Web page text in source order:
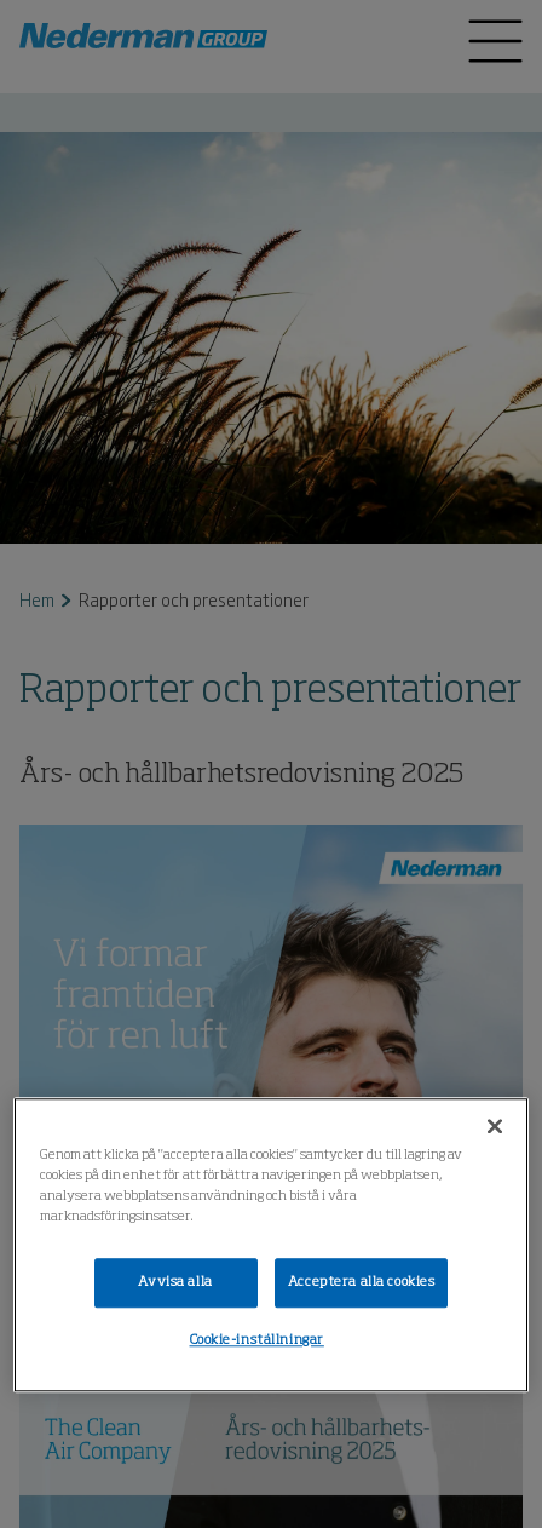
Hem Rapporter och presentationer
Rapporter och presentationer
Års- och hållbarhetsredovisning 2025
Genom att klicka på "acceptera alla cookies" samtycker du till lagring av
cookies på din enhet för att förbättra navigeringen på webbplatsen,
analysera webbplatsens användning och bistå i våra
marknadsföringsinsatser.
Avvisa alla Acceptera alla cookies
Cookie-inställningar